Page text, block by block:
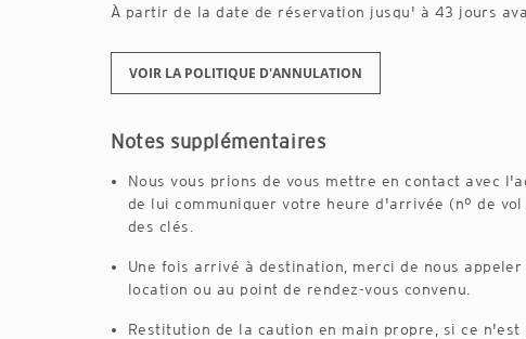
À partir de la date de réservation jusqu' à 43 jours
VOIR LA POLITIQUE D'ANNULATION
Notes supplémentaires
Nous vous prions de vous mettre en contact avec
de lui communiquer votre heure d'arrivée (nº de
des clés.
Une fois arrivé à destination, merci de nous
location ou au point de rendez-vous convenu.
Restitution de la caution en main propre, si ce